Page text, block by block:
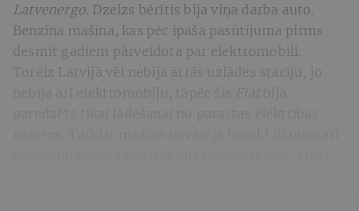
Latvenergo. Dzelzs bērītis bija viņa darba auto.
Benzīna mašīna, kas pēc īpaša pasūtījuma pirms
desmit gadiem pārveidota par elektromobili.
Toreiz Latvijā vēl nebija ātrās uzlādes staciju, jo
Fiat